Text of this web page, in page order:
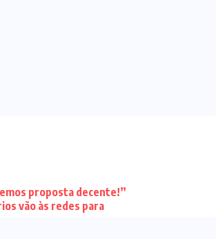
proposta decente!”
vão às redes para
a...